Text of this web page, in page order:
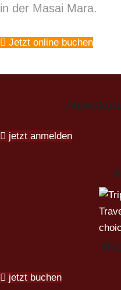
in der Masai Mara.
Jetzt online buchen
jetzt anmelden
jetzt buchen